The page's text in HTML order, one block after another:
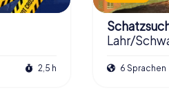
2,5 h
Lahr/
6 Sprachen